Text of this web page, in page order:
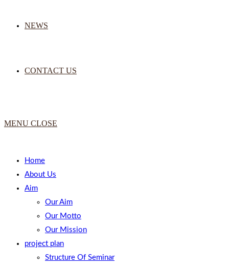
NEWS
CONTACT US
MENU CLOSE
Home
About Us
Aim
Our Aim
Our Motto
Our Mission
project plan
Structure Of Seminar